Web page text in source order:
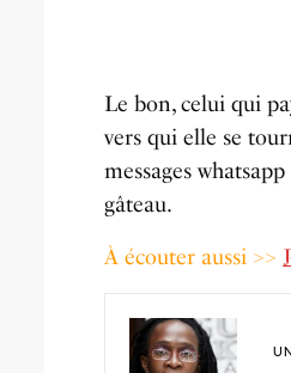
Le bon, celui qui
vers qui elle se
messages
gâteau.
À écouter aussi >>